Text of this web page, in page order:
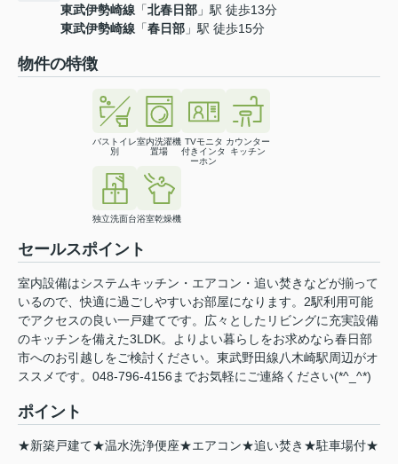
東武伊勢崎線 「北春日部 」駅 徒歩13分
東武伊勢崎線 「春日部 」駅 徒歩15分
物件の特徴
バストイレ
別
室内洗濯機
置場
TVモニタ
付きインタ
ーホン
カウンター
キッチン
独立洗面台浴室乾燥機
セールスポイント
室内設備はシステムキッチン・エアコン・追い焚きなどが揃って
いるので、快適に過ごしやすいお部屋になります。2駅利用可能
でアクセスの良い一戸建てです。広々としたリビングに充実設備
のキッチンを備えた3LDK。よりよい暮らしをお求めなら春日部
市へのお引越しをご検討ください。東武野田線八木崎駅周辺がオ
ススメです。048-796-4156までお気軽にご連絡ください(*^_^*)
ポイント
★新築戸建て★温水洗浄便座★エアコン★追い焚き★駐車場付★